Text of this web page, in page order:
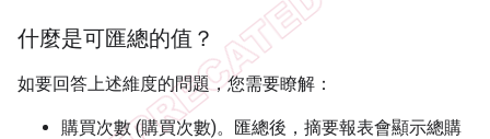
什麼是可匯總的值？
如要回答上述維度的問題，您需要瞭解：
購買次數 (購買次數)。匯總後，摘要報表會顯示總購